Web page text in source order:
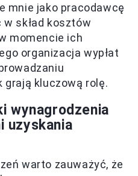
mnie jako pracodawcę
skład kosztów
momencie ich
organizacja wypłat
grają kluczową rolę.
wynagrodzenia
uzyskania
warto zauważyć, że